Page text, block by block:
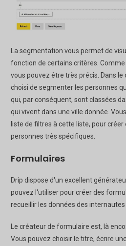
La segmentation vous permet de
fonction de certains critères.
vous pouvez être très précis. Dans le
choisi de segmenter les personnes
qui, par conséquent, sont classées
qui vivent dans une ville donnée.
liste de filtres à cette liste, pour
personnes très spécifiques.
Formulaires
Drip dispose d'un excellent
pouvez l'utiliser pour créer des
recueillir les données des internautes
Le créateur de formulaire est, là
Vous pouvez choisir le titre, écrire